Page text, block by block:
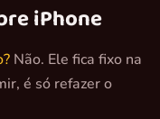
iPhone
Não. Ele fica fixo na
é só refazer o